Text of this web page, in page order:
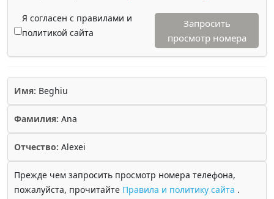
Я согласен с правилами и
политикой сайта
Запросить
просмотр номера
Имя: Beghiu
Фамилия: Ana
Отчество: Alexei
Прежде чем запросить просмотр номера телефона,
пожалуйста, прочитайте Правила и политику сайта .